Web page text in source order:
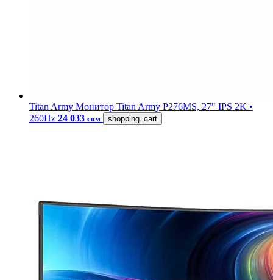
Titan Army Монитор Titan Army P276MS, 27" IPS 2K •
260Hz 24 033 сом shopping_cart